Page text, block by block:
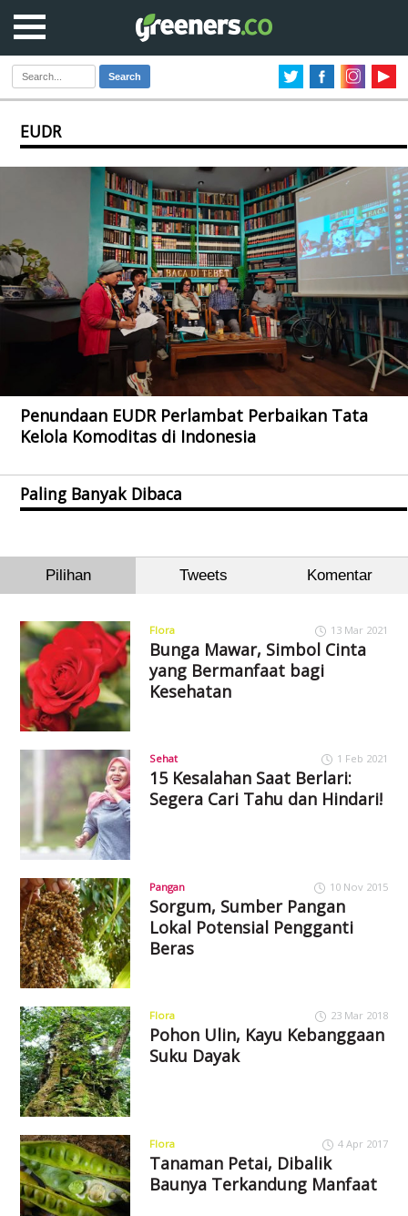
Search
EUDR
Penundaan EUDR Perlambat Perbaikan Tata
Kelola Komoditas di Indonesia
Paling Banyak Dibaca
Pilihan Tweets Komentar
Flora 13 Mar 2021
Bunga Mawar, Simbol Cinta
yang Bermanfaat bagi
Kesehatan
Sehat 1 Feb 2021
15 Kesalahan Saat Berlari:
Segera Cari Tahu dan Hindari!
Pangan 10 Nov 2015
Sorgum, Sumber Pangan
Lokal Potensial Pengganti
Beras
Flora 23 Mar 2018
Pohon Ulin, Kayu Kebanggaan
Suku Dayak
Flora 4 Apr 2017
Tanaman Petai, Dibalik
Baunya Terkandung Manfaat